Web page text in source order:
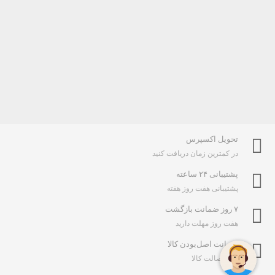
تحویل اکسپرس
در کمترین زمان دریافت کنید
پشتیبانی ۲۴ ساعته
پشتیبانی هفت روز هفته
۷ روز ضمانت بازگشت
هفت روز مهلت دارید
ضمانت اصل‌بودن کالا
تایید اصالت کالا